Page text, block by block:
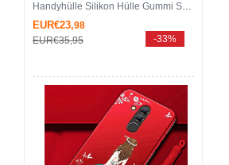
Handyhülle Silikon Hülle Gummi Schutzhülle Motiv Kleid Mädchen H03 für Huawei Mate 20 Lite Fuchsie
EUR€23,98
EUR€35,95 -33%